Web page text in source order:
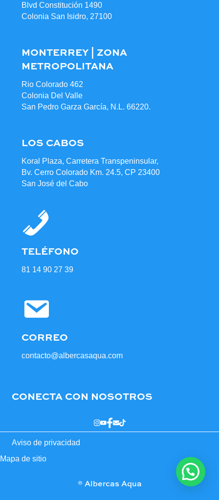
Blvd Constitución 1490
Colonia San Isidro, 27100
MONTERREY | ZONA
METROPOLITANA
Rio Colorado 462
Colonia Del Valle
San Pedro Garza García, N.L. 66220.
LOS CABOS
Koral Plaza, Carretera Transpeninsular,
Bv. Cerro Colorado Km. 24.5, CP 23400
San José del Cabo
TELÉFONO
81 14 90 27 39
CORREO
contacto@albercasaqua.com
CONECTA CON NOSOTROS
Aviso de privacidad
Mapa de sitio
® Albercas Aqua